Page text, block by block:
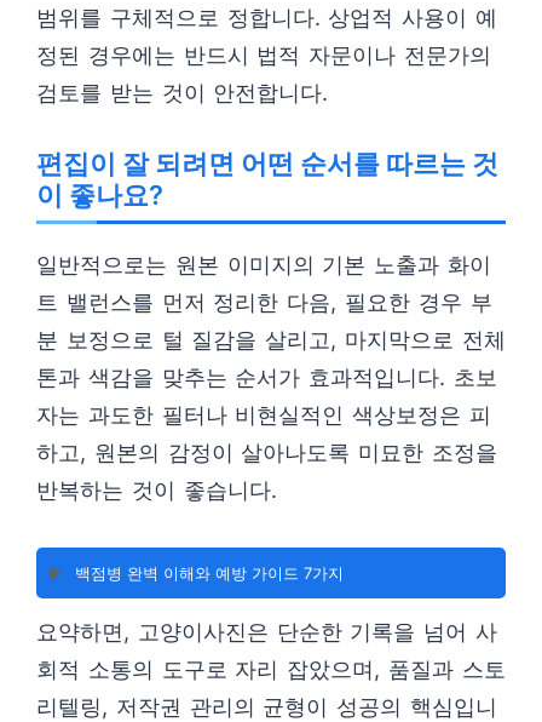
범위를 구체적으로 정합니다. 상업적 사용이 예
정된 경우에는 반드시 법적 자문이나 전문가의
검토를 받는 것이 안전합니다.
편집이 잘 되려면 어떤 순서를 따르는 것
이 좋나요?
일반적으로는 원본 이미지의 기본 노출과 화이
트 밸런스를 먼저 정리한 다음, 필요한 경우 부
분 보정으로 털 질감을 살리고, 마지막으로 전체
톤과 색감을 맞추는 순서가 효과적입니다. 초보
자는 과도한 필터나 비현실적인 색상보정은 피
하고, 원본의 감정이 살아나도록 미묘한 조정을
반복하는 것이 좋습니다.
▶️ 백점병 완벽 이해와 예방 가이드 7가지
요약하면, 고양이사진은 단순한 기록을 넘어 사
회적 소통의 도구로 자리 잡았으며, 품질과 스토
리텔링, 저작권 관리의 균형이 성공의 핵심입니